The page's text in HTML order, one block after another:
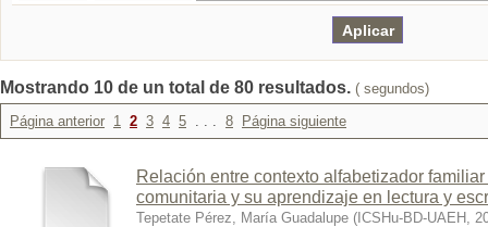
Mostrando 10 de un total de 80 resultados. ( segundos)
Página anterior 1 2 3 4 5 . . . 8 Página siguiente
Relación entre contexto alfabetizador
comunitaria y su aprendizaje en lectura y
Tepetate Pérez, María Guadalupe ( ICSHu-BD-UAEH ,